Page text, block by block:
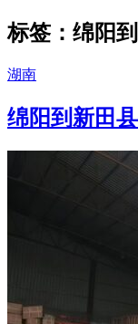
标签：绵阳
湖南
绵阳到新田